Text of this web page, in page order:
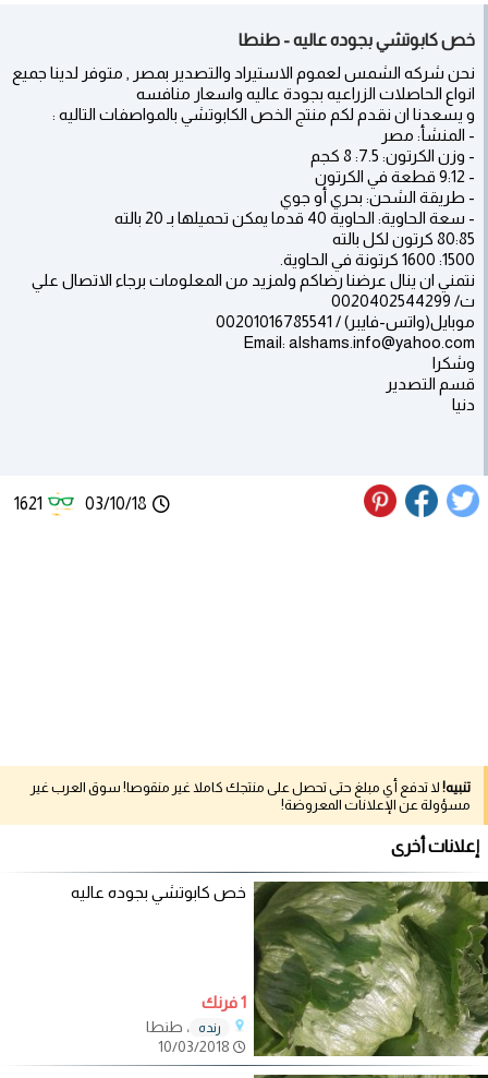
خص كابوتشي بجوده عاليه - طنطا
نحن شركه الشمس لعموم الاستيراد والتصدير بمصر , متوفر لدينا جميع
انواع الحاصلات الزراعيه بجودة عاليه واسعار منافسه
و يسعدنا ان نقدم لكم منتج الخص الكابوتشي بالمواصفات التاليه :
- المنشأ: مصر
- وزن الكرتون: 7.5: 8 كجم
- 9:12 قطعة في الكرتون
- طريقة الشحن: بحري أو جوي
- سعة الحاوية: الحاوية 40 قدما يمكن تحميلها بـ 20 بالته
80:85 كرتون لكل بالته
1500: 1600 كرتونة في الحاوية.
نتمني ان ينال عرضنا رضاكم ولمزيد من المعلومات برجاء الاتصال علي
ت/ 0020402544299
موبايل(واتس-فايبر) / 00201016785541
Email: alshams.info@yahoo.com
وشكرا
قسم التصدير
دنيا
03/10/18
1621
تنبيه! لا تدفع أي مبلغ حتى تحصل على منتجك كاملا غير منقوصا! سوق العرب غير
مسؤولة عن الإعلانات المعروضة!
إعلانات أخرى
خص كابوتشي بجوده عاليه
1 فرنك
رنده
، طنطا